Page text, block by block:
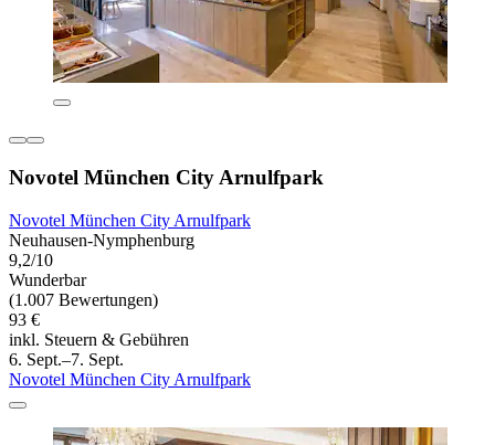
Novotel München City Arnulfpark
Novotel München City Arnulfpark
Neuhausen-Nymphenburg
9,2/10
Wunderbar
(1.007 Bewertungen)
93 €
inkl. Steuern & Gebühren
6. Sept.–7. Sept.
Novotel München City Arnulfpark